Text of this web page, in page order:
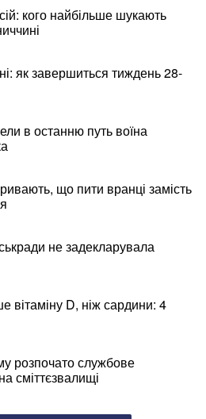
кого найбільше шукають
як завершиться тиждень 28-
в останню путь воїна
що пити вранці замість
не задекларувала
вітаміну D, ніж сардини: 4
розпочато службове
сміттєзвалищі